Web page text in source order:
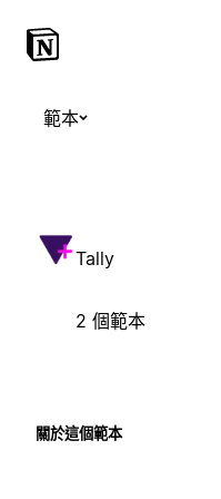
範本
Tally
2 個範本
關於這個範本